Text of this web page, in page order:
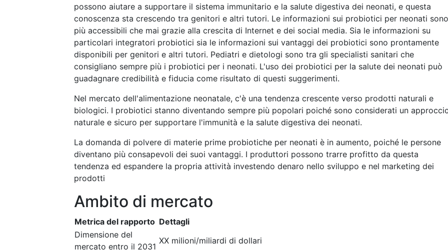
possono aiutare a supportare il sistema immunitario e la salute digestiva dei neonati, e questa
conoscenza sta crescendo tra genitori e altri tutori. Le informazioni sui probiotici per neonati sono
più accessibili che mai grazie alla crescita di Internet e dei social media. Sia le informazioni su
particolari integratori probiotici sia le informazioni sui vantaggi dei probiotici sono prontamente
disponibili per genitori e altri tutori. Pediatri e dietologi sono tra gli specialisti sanitari che
consigliano sempre più i probiotici per i neonati. L'uso dei probiotici per la salute dei neonati può
guadagnare credibilità e fiducia come risultato di questi suggerimenti.
Nel mercato dell'alimentazione neonatale, c'è una tendenza crescente verso prodotti naturali e
biologici. I probiotici stanno diventando sempre più popolari poiché sono considerati un
naturale e sicuro per supportare l'immunità e la salute digestiva dei neonati.
La domanda di polvere di materie prime probiotiche per neonati è in aumento, poiché le persone
diventano più consapevoli dei suoi vantaggi. I produttori possono trarre profitto da questa
tendenza ed espandere la propria attività investendo denaro nello sviluppo e nel marketing dei
prodotti
Ambito di mercato
Metrica del rapporto Dettagli
Dimensione del
mercato entro il 2031
XX milioni/miliardi di dollari